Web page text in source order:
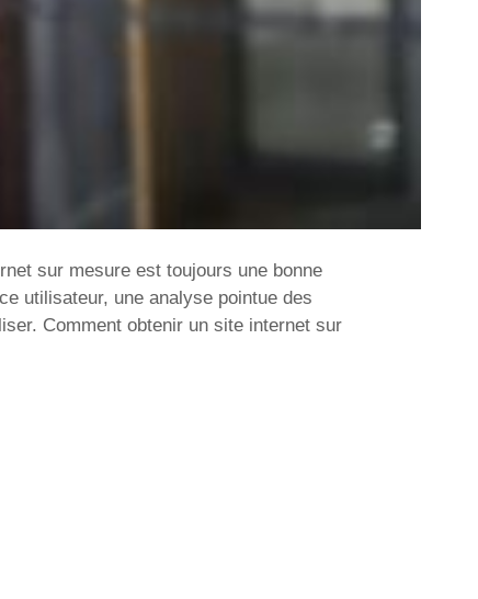
sur mesure est toujours une bonne
utilisateur, une analyse pointue des
Comment obtenir un site internet sur